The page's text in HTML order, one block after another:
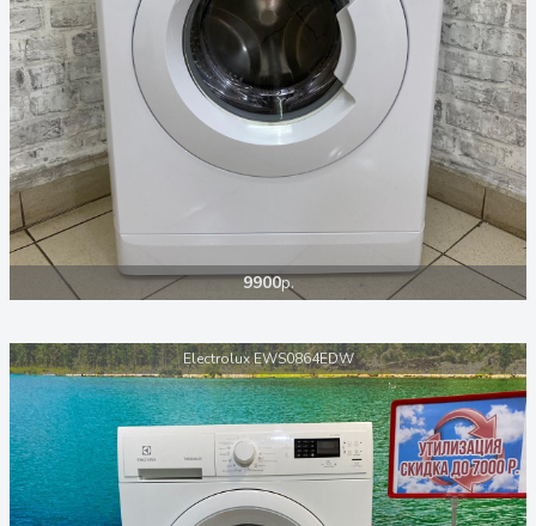
9900р.
Electrolux EWS0864EDW